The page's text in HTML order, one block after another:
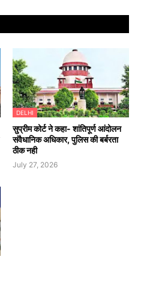
DELHI
सुप्रीम कोर्ट ने कहा- शांतिपूर्ण आंदोलन
संवैधानिक अधिकार, पुलिस की बर्बरता
ठीक नही
July 27, 2026